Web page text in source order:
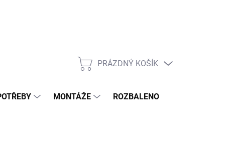
NÁKUPNÍ
PRÁZDNÝ KOŠÍK
MONTÁŽE ROZBALENO